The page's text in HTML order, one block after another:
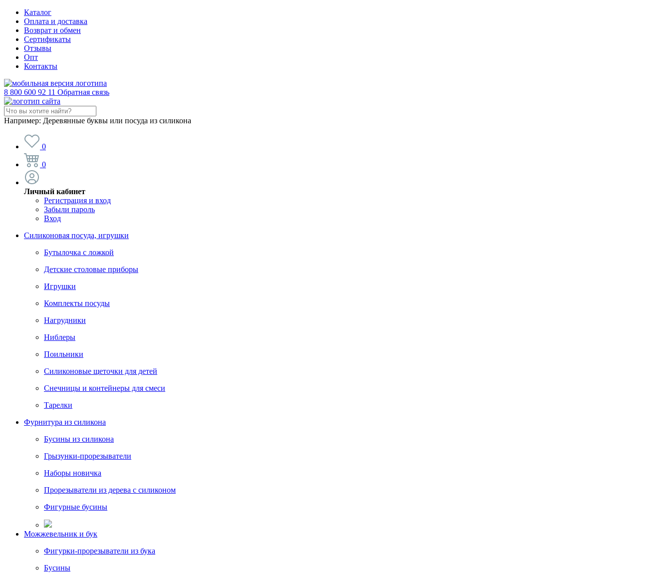
Каталог
Оплата и доставка
Возврат и обмен
Сертификаты
Отзывы
Опт
Контакты
8 800 600 92 11 Обратная связь
Например: Деревянные буквы или посуда из силикона
0
0
Личный кабинет
Регистрация и вход
Забыли пароль
Вход
Силиконовая посуда, игрушки
Бутылочка с ложкой
Детские столовые приборы
Игрушки
Комплекты посуды
Нагрудники
Ниблеры
Поильники
Силиконовые щеточки для детей
Снечницы и контейнеры для смеси
Тарелки
Фурнитура из силикона
Бусины из силикона
Грызунки-прорезыватели
Наборы новичка
Прорезыватели из дерева с силиконом
Фигурные бусины
Можжевельник и бук
Фигурки-прорезыватели из бука
Бусины